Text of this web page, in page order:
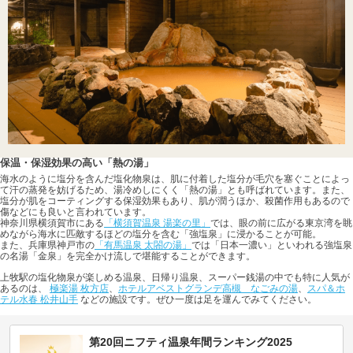
保温・保湿効果の高い「熱の湯」
海水のように塩分を含んだ塩化物泉は、肌に付着した塩分が毛穴を塞ぐことによっ
て汗の蒸発を妨げるため、湯冷めしにくく「熱の湯」とも呼ばれています。また、
塩分が肌をコーティングする保湿効果もあり、肌が潤うほか、殺菌作用もあるので
傷などにも良いと言われています。
神奈川県横須賀市にある 「横須賀温泉 湯楽の里」 では、眼の前に広がる東京湾を眺
めながら海水に匹敵するほどの塩分を含む「強塩泉」に浸かることが可能。
また、兵庫県神戸市の 「有馬温泉 太閤の湯」 では「日本一濃い」といわれる強塩泉
の名湯「金泉」を完全かけ流しで堪能することができます。
上牧駅の塩化物泉が楽しめる温泉、日帰り温泉、スーパー銭湯の中でも特に人気が
あるのは、 極楽湯 枚方店、 ホテルアベストグランデ高槻 なごみの湯、 スパ＆ホ
テル水春 松井山手 などの施設です。ぜひ一度は足を運んでみてください。
第20回ニフティ温泉年間ランキング2025